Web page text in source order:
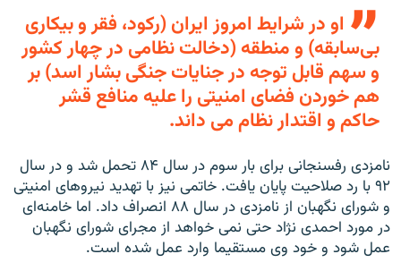
او در شرایط امروز ایران (رکود، فقر و بیکاری
بی‌سابقه) و منطقه (دخالت نظامی در چهار کشور
و سهم قابل توجه در جنایات جنگی بشار اسد) بر
هم خوردن فضای امنیتی را علیه منافع قشر
حاکم و اقتدار نظام می داند.
نامزدی رفسنجانی برای بار سوم در سال ۸۴ تحمل شد و در سال
۹۲ با رد صلاحیت پایان یافت. خاتمی نیز با تهدید نیروهای امنیتی
و شورای نگهبان از نامزدی در سال ۸۸ انصراف داد. اما خامنه‌ای
در مورد احمدی نژاد حتی نمی خواهد از مجرای شورای نگهبان
عمل شود و خود وی مستقیما وارد عمل شده است.